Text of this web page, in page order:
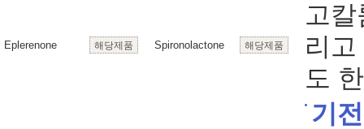
Eplerenone 해당제품 Spironolactone 해당제품
고
리
도
기전